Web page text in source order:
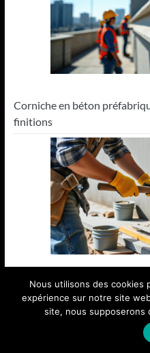
Corniche en béton
finitions
Poser un parement en
Nous utilisons des cookies
expérience sur notre site
site, nous supposerons